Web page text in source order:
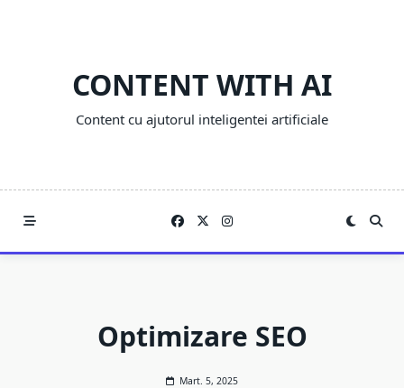
CONTENT WITH AI
Content cu ajutorul inteligentei artificiale
Optimizare SEO
Mart. 5, 2025